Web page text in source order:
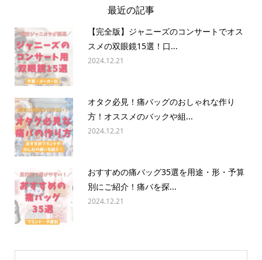
最近の記事
【完全版】ジャニーズのコンサートでオス
スメの双眼鏡15選！口...
2024.12.21
オタク必見！痛バッグのおしゃれな作り
方！オススメのバックや組...
2024.12.21
おすすめの痛バッグ35選を用途・形・予算
別にご紹介！痛バを探...
2024.12.21